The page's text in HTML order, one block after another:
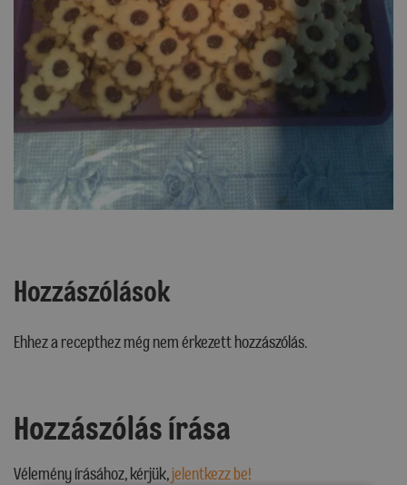
Hozzászólások
Ehhez a recepthez még nem érkezett hozzászólás.
Hozzászólás írása
Vélemény írásához, kérjük,jelentkezz be!